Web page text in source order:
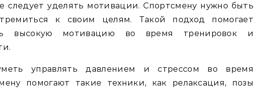
следует уделять мотивации. Спортсмену нужно быть
к своим целям. Такой подход помогает
высокую мотивацию во время тренировок и
управлять давлением и стрессом во время
помогают такие техники, как релаксация, позы